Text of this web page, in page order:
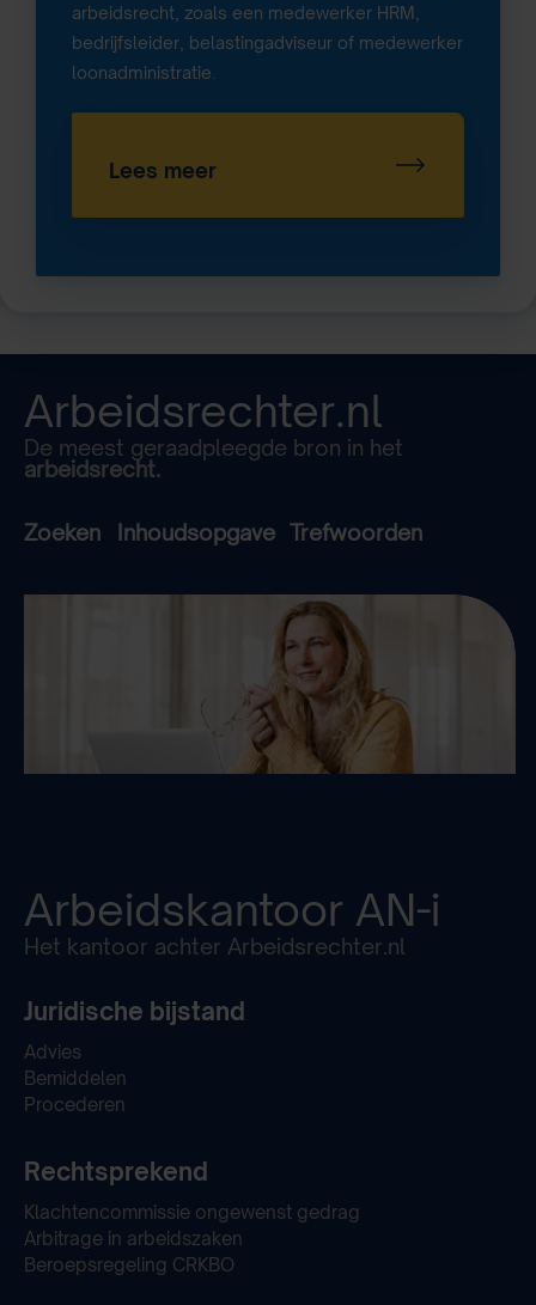
arbeidsrecht, zoals een medewerker HRM,
bedrijfsleider, belastingadviseur of medewerker
loonadministratie.
Lees meer
Arbeidsrechter.nl
De meest geraadpleegde bron in het
arbeidsrecht.
Zoeken Inhoudsopgave Trefwoorden
Arbeidskantoor AN-i
Het kantoor achter Arbeidsrechter.nl
Juridische bijstand
Advies
Bemiddelen
Procederen
Rechtsprekend
Klachtencommissie ongewenst gedrag
Arbitrage in arbeidszaken
Beroepsregeling CRKBO